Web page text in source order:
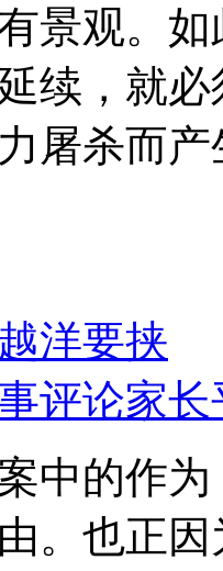
景观。
续，就
屠杀而
洋要挟
论家长
中的作
。也正